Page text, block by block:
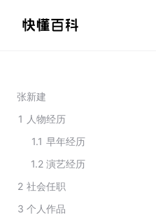
张新建
1 人物经历
1.1 早年经历
1.2 演艺经历
2 社会任职
3 个人作品